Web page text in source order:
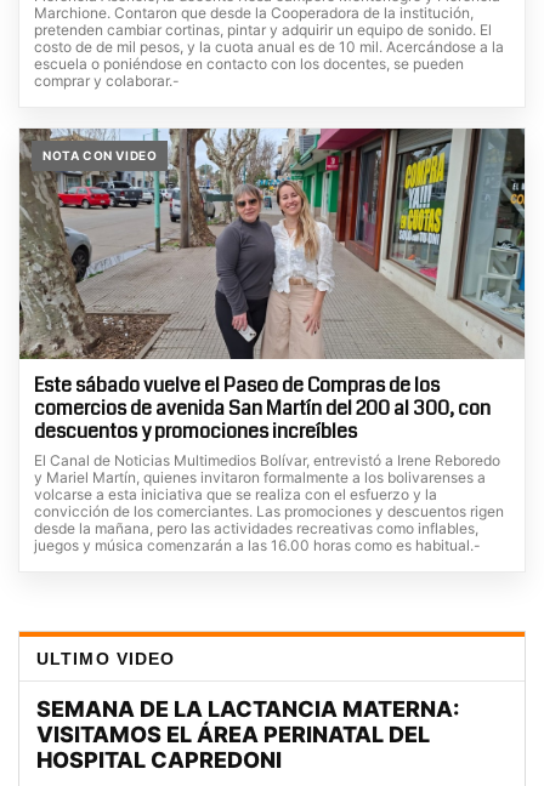
Marchione. Contaron que desde la Cooperadora de la institución,
pretenden cambiar cortinas, pintar y adquirir un equipo de sonido. El
costo de de mil pesos, y la cuota anual es de 10 mil. Acercándose a la
escuela o poniéndose en contacto con los docentes, se pueden
comprar y colaborar.-
NOTA CON VIDEO
Este sábado vuelve el Paseo de Compras de los
comercios de avenida San Martín del 200 al 300, con
descuentos y promociones increíbles
El Canal de Noticias Multimedios Bolívar, entrevistó a Irene Reboredo
y Mariel Martín, quienes invitaron formalmente a los bolivarenses a
volcarse a esta iniciativa que se realiza con el esfuerzo y la
convicción de los comerciantes. Las promociones y descuentos rigen
desde la mañana, pero las actividades recreativas como inflables,
juegos y música comenzarán a las 16.00 horas como es habitual.-
ULTIMO VIDEO